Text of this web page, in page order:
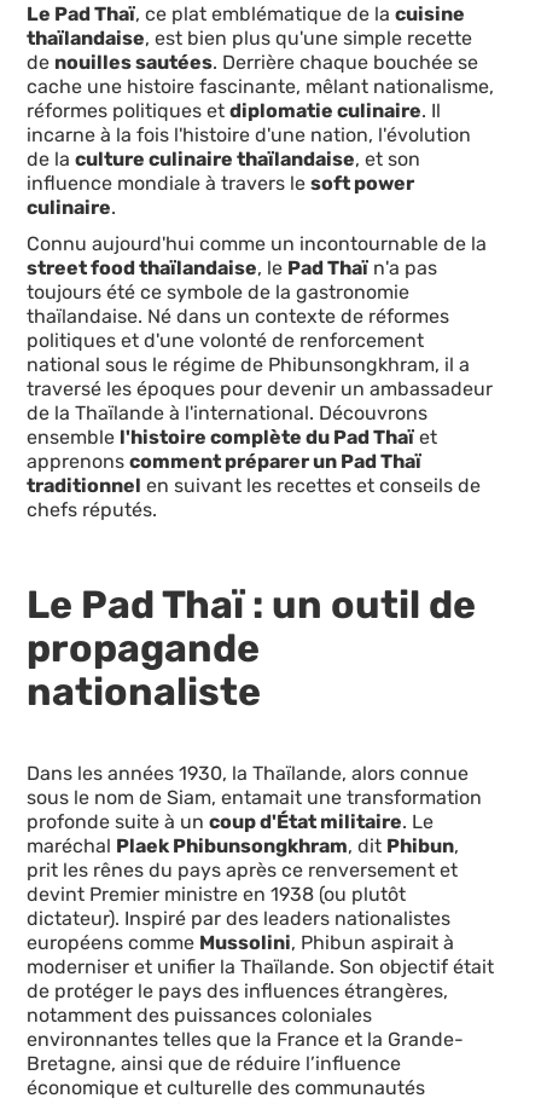
Le Pad Thaï, ce plat emblématique de lacuisine
thaïlandaise, est bien plus qu'une simple recette
de nouilles sautées. Derrière chaque bouchée se
cache une histoire fascinante, mêlant nationalisme,
réformes politiques etdiplomatie culinaire. Il
incarne à la fois l'histoire d'une nation, l'évolution
de laculture culinaire thaïlandaise, et son
influence mondiale à travers lesoft power
culinaire.
Connu aujourd'hui comme un incontournable de la
street food thaïlandaise, le Pad Thaï n'a pas
toujours été ce symbole de la gastronomie
thaïlandaise. Né dans un contexte de réformes
politiques et d'une volonté de renforcement
national sous le régime de Phibunsongkhram, il a
traversé les époques pour devenir un ambassadeur
de la Thaïlande à l'international. Découvrons
ensemble l'histoire complète du Pad Thaï et
apprenonscomment préparer un Pad Thaï
traditionnel en suivant les recettes et conseils de
chefs réputés.
Le Pad Thaï : un outil de
propagande
nationaliste
Dans les années 1930, la Thaïlande, alors connue
sous le nom de Siam, entamait une transformation
profonde suite à uncoup d'État militaire. Le
maréchal Plaek Phibunsongkhram, dit Phibun,
prit les rênes du pays après ce renversement et
devint Premier ministre en 1938 (ou plutôt
dictateur). Inspiré par des leaders nationalistes
européens comme Mussolini, Phibun aspirait à
moderniser et unifier la Thaïlande. Son objectif était
de protéger le pays des influences étrangères,
notamment des puissances coloniales
environnantes telles que la France et la Grande-
Bretagne, ainsi que de réduire l’influence
économique et culturelle des communautés